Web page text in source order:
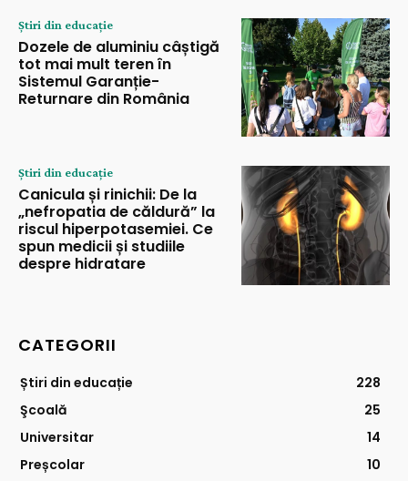
Știri din educație
Dozele de aluminiu câștigă
tot mai mult teren în
Sistemul Garanție-
Returnare din România
Știri din educație
Canicula și rinichii: De la
„nefropatia de căldură” la
riscul hiperpotasemiei. Ce
spun medicii și studiile
despre hidratare
CATEGORII
Știri din educație
228
Şcoală
25
Universitar
14
Preșcolar
10